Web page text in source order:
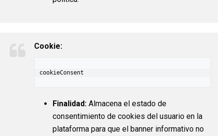
Cookie:
cookieConsent
Finalidad:Almacena el estado de
consentimiento de cookies del usuario en la
plataforma para que el banner informativo no